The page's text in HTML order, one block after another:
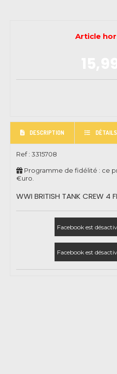
Article
DESCRIPTION DÉTAILS
Ref : 3315708
Programme de fidélité : ce
€uro.
WWI BRITISH TANK CREW 4
Facebook est
Facebook est